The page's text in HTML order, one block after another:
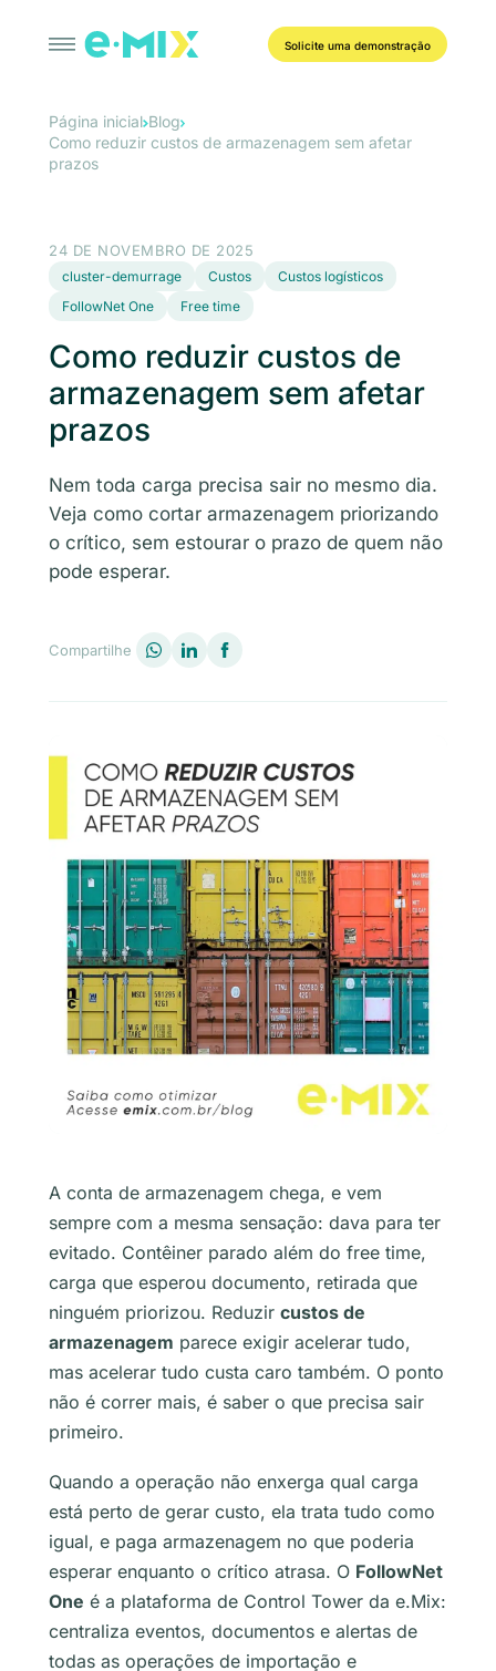
Solicite uma demonstração
Página inicial Blog
Como reduzir custos de armazenagem sem afetar
prazos
24 DE NOVEMBRO DE 2025
cluster-demurrage Custos
Custos logísticos
FollowNet One
Free time
Como reduzir custos de
armazenagem sem afetar
prazos
Nem toda carga precisa sair no mesmo dia.
Veja como cortar armazenagem priorizando
o crítico, sem estourar o prazo de quem não
pode esperar.
Compartilhe
A conta de armazenagem chega, e vem
sempre com a mesma sensação: dava para ter
evitado. Contêiner parado além do free time,
carga que esperou documento, retirada que
ninguém priorizou. Reduzir custos de
armazenagem parece exigir acelerar tudo,
mas acelerar tudo custa caro também. O ponto
não é correr mais, é saber o que precisa sair
primeiro.
Quando a operação não enxerga qual carga
está perto de gerar custo, ela trata tudo como
igual, e paga armazenagem no que poderia
esperar enquanto o crítico atrasa. O FollowNet
One é a plataforma de Control Tower da e.Mix:
centraliza eventos, documentos e alertas de
todas as operações de importação e